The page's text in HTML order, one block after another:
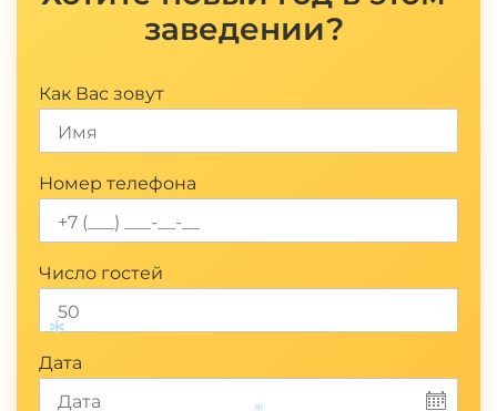
заведении?
Как Вас зовут
Номер телефона
Число гостей
Дата
*
*